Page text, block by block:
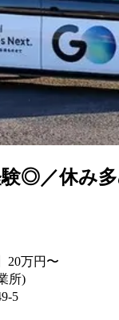
験◎／休み
20万円〜
所)
5